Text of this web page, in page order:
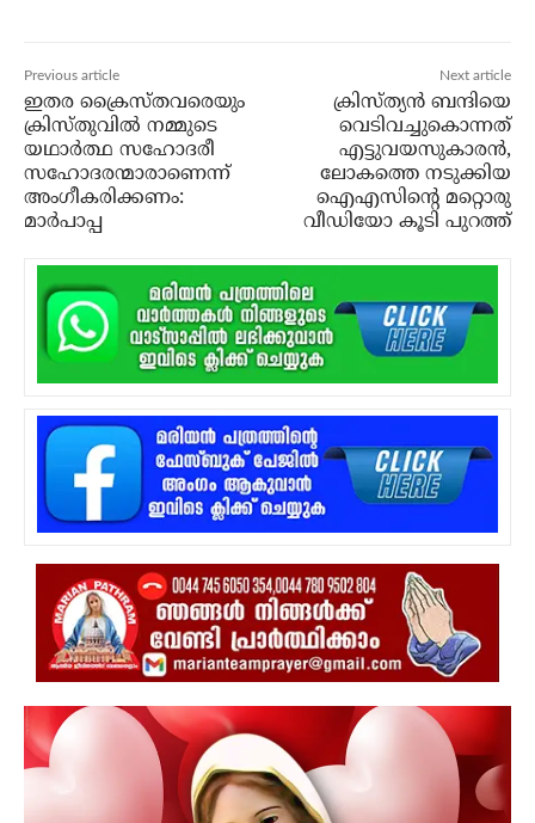
Previous article
ഇതര ക്രൈസ്തവരെയും
ക്രിസ്തുവില്‍ നമ്മുടെ
യഥാര്‍ത്ഥ സഹോദരീ
സഹോദരന്മാരാണെന്ന്
അംഗീകരിക്കണം:
മാര്‍പാപ്പ
Next article
ക്രിസ്ത്യന്‍ ബന്ദിയെ
വെടിവച്ചുകൊന്നത്
എട്ടുവയസുകാരന്‍,
ലോകത്തെ നടുക്കിയ
ഐഎസിന്റെ മറ്റൊരു
വീഡിയോ കൂടി പുറത്ത്